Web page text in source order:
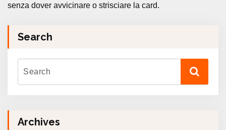
senza dover avvicinare o strisciare la card.
Search
Archives